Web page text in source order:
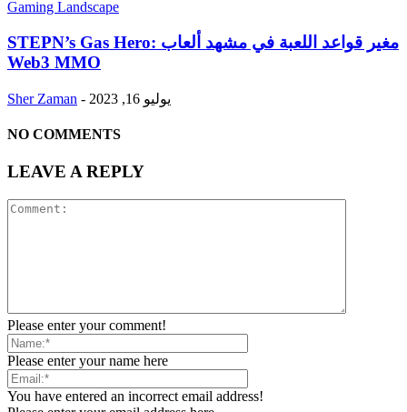
STEPN’s Gas Hero: مغير قواعد اللعبة في مشهد ألعاب
Web3 MMO
Sher Zaman - يوليو 16, 2023
NO COMMENTS
LEAVE A REPLY
Please enter your comment!
Please enter your name here
You have entered an incorrect email address!